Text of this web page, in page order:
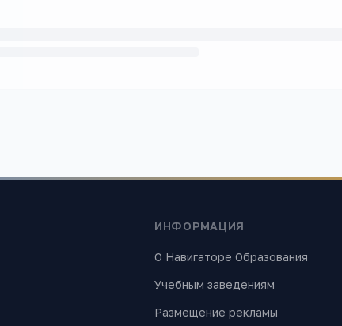
ИНФОРМАЦИЯ
О Навигаторе Образования
Учебным заведениям
Размещение рекламы